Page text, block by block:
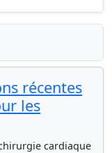
récentes
les
cardiaque